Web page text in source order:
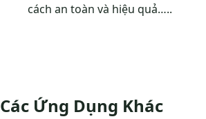
cách an toàn và hiệu quả…..
Các Ứng Dụng Khác